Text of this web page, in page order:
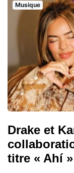
Musique
Drake et
titre « Ahí »